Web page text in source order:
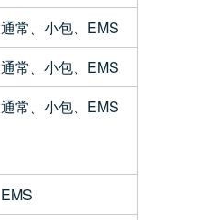
通常、小包、EMS
通常、小包、EMS
通常、小包、EMS
EMS